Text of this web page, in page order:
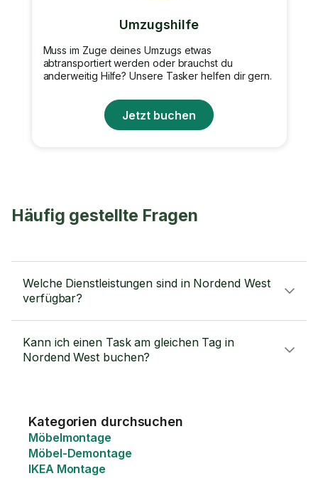
Umzugshilfe
Muss im Zuge deines Umzugs etwas
abtransportiert werden oder brauchst du
anderweitig Hilfe? Unsere Tasker helfen dir gern.
Jetzt buchen
Häufig gestellte Fragen
Welche Dienstleistungen sind in Nordend West
verfügbar?
Kann ich einen Task am gleichen Tag in
Nordend West buchen?
Kategorien durchsuchen
Möbelmontage
Möbel-Demontage
IKEA Montage